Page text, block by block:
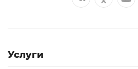
Услуги